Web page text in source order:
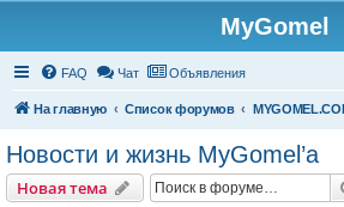
MyGomel
FAQ Чат Объявления
На главную Список форумов
Новости и жизнь MyGomel’a
Новая тема
Новаятема